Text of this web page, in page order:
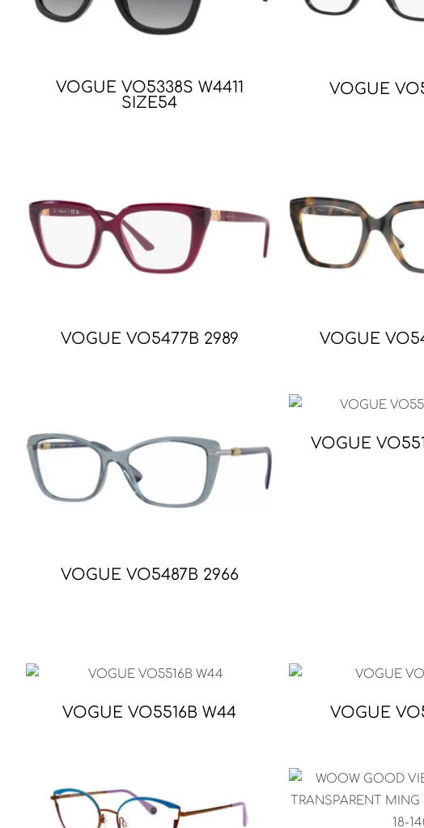
VOGUE VO5338S W4411
SIZE54
VOGUE
VOGUE VO5477B 2989 VOGUE
VOGUE VO5487B 2966
VOGUE
VOGUE VO5516B W44 VOGUE